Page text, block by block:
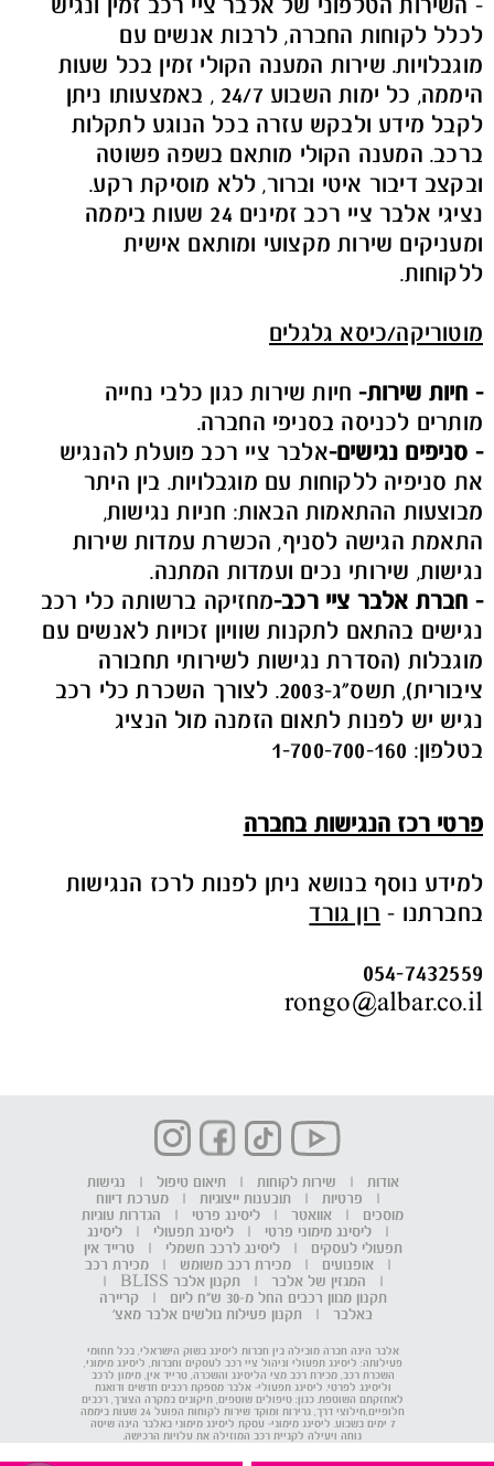
- השירות הטלפוני של אלבר ציי רכב זמין ונגיש
לכלל לקוחות החברה, לרבות אנשים עם
מוגבלויות. שירות המענה הקולי זמין בכל שעות
היממה, כל ימות השבוע 24/7 , באמצעותו ניתן
לקבל מידע ולבקש עזרה בכל הנוגע לתקלות
ברכב. המענה הקולי מותאם בשפה פשוטה
ובקצב דיבור איטי וברור, ללא מוסיקת רקע.
נציגי אלבר ציי רכב זמינים 24 שעות ביממה
ומעניקים שירות מקצועי ומותאם אישית
ללקוחות.
מוטוריקה/כיסא גלגלים
- חיות שירות- חיות שירות כגון כלבי נחייה
מותרים לכניסה בסניפי החברה.
- סניפים נגישים-אלבר ציי רכב פועלת להנגיש
את סניפיה ללקוחות עם מוגבלויות. בין היתר
מבוצעות ההתאמות הבאות: חניות נגישות,
התאמת הגישה לסניף, הכשרת עמדות שירות
נגישות, שירותי נכים ועמדות המתנה.
- חברת אלבר ציי רכב-מחזיקה ברשותה כלי רכב
נגישים בהתאם לתקנות שוויון זכויות לאנשים עם
מוגבלות (הסדרת נגישות לשירותי תחבורה
ציבורית), תשס"ג-2003. לצורך השכרת כלי רכב
נגיש יש לפנות לתאום הזמנה מול הנציג
בטלפון: 1-700-700-160
פרטי רכז הנגישות בחברה
למידע נוסף בנושא ניתן לפנות לרכז הנגישות
בחברתנו - רון גורד
054-7432559
rongo@albar.co.il
אודות | שירות לקוחות | תיאום טיפול |
נגישות
|
פרטיות | תובענות ייצוגיות |
מערכת דיווח
מוסכים
| אוואטר | ליסינג פרטי |
הגדרות עוגיות
|
ליסינג מימוני פרטי | ליסינג תפעולי |
ליסינג
תפעולי לעסקים
| ליסינג לרכב חשמלי |
טרייד אין
|
אופנועים | מכירת רכב משומש |
מכירת רכב
|
המגזין של אלבר | תקנון אלבר BLISS
|
תקנון מגוון רכבים החל מ-30 ש"ח ליום
|
קריירה
באלבר
| תקנון פעילות גולשים אלבר מאצ'
אלבר הינה חברה מובילה בין חברות ליסינג בשוק הישראלי, בכל תחומי
פעילותה: ליסינג תפעולי וניהול ציי רכב לעסקים וחברות, ליסינג מימוני,
השכרת רכב, מכירת רכב מצי הליסינג והשכרה, טרייד אין, מימון לרכב
וליסינג לפרטי. ליסינג תפעולי- אלבר מספקת רכבים חדשים ודואגת
לאחזקתם השוטפת. כגון: טיפולים שוטפים, תיקונים במקרה הצורך, רכבים
חלופיים,חילוצי דרך, גרירות ומוקד שירות לקוחות הפועל 24 שעות ביממה
7 ימים בשבוע. ליסינג מימוני- עסקת ליסינג מימוני באלבר הינה שיטה
נוחה ויעילה לקניית רכב המוזילה את עלויות הרכישה.